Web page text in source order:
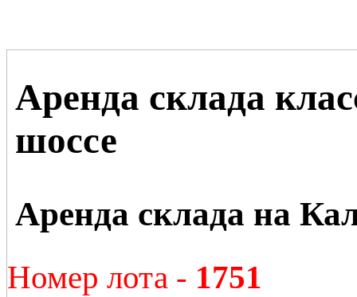
Аренда склада
шоссе
Аренда склада на
Номер лота - 1751